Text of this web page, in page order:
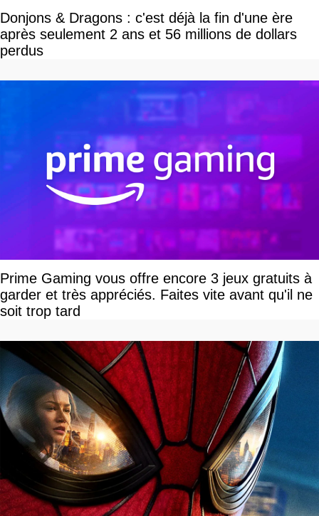
Donjons & Dragons : c'est déjà la fin d'une ère
après seulement 2 ans et 56 millions de dollars
perdus
Prime Gaming vous offre encore 3 jeux gratuits à
garder et très appréciés. Faites vite avant qu'il ne
soit trop tard